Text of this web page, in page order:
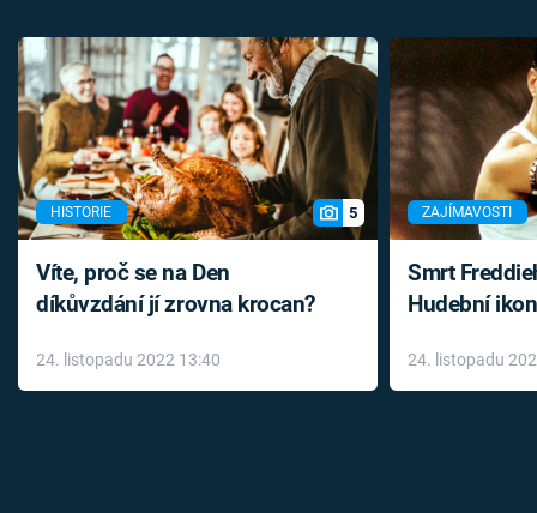
HISTORIE 5
Víte, proč se na Den
díkůvzdání jí zrovna krocan?
24. listopadu 2022 13:40
ZAJÍMAVOSTI
Smrt
Hudební
léky
24. listopadu